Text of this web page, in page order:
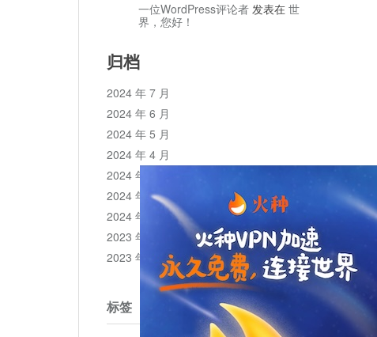
一位WordPress评论者 发表在 世
界，您好！
归档
2024 年 7 月
2024 年 6 月
2024 年 5 月
2024 年 4 月
2024 年 3 月
2024 年 2 月
2024 年 1 月
2023 年 12 月
2023 年 11 月
标签